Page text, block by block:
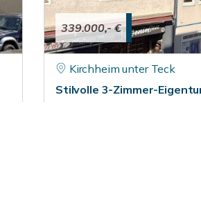
339.000,- €
Kirchheim unter Teck
Stilvolle 3-Zimmer-